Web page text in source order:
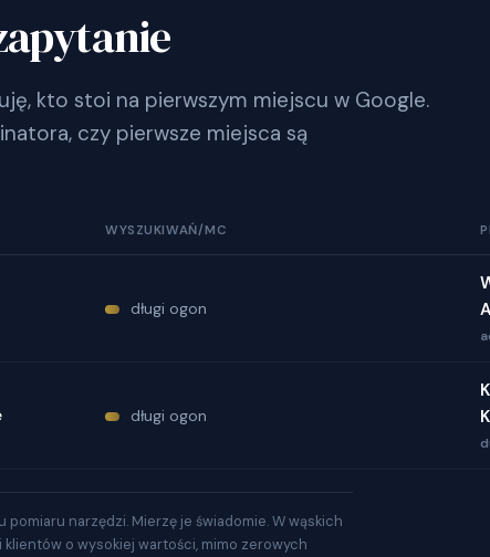
kto stoi na pierwszym miejscu w Google.
czy pierwsze miejsca są
WYSZUKIWAŃ/MC
długi ogon
długi ogon
narzędzi. Mierzę je świadomie. W wąskich
o wysokiej wartości, mimo zerowych